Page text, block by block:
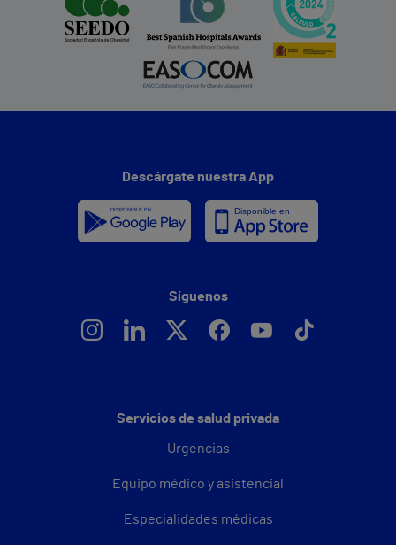
Servicios de salud privada
Urgencias
Equipo médico y asistencial
Especialidades médicas
Descárgate nuestra App
Síguenos